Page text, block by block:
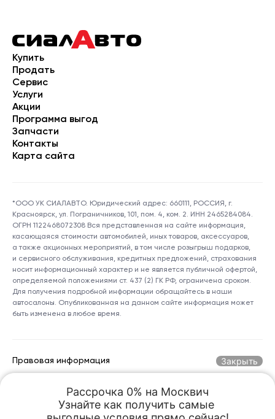
Купить
Продать
Сервис
Услуги
Акции
Программа выгод
Запчасти
Контакты
Карта сайта
*ООО УК СИАЛАВТО. Юридический адрес: 660111, РОССИЯ, г.
Красноярск, ул. Пограничников, 101, пом. 4, ком. 2. ИНН 2465284084.
ОГРН 1122468072308 Вся представленная на сайте информация,
касающаяся стоимости автомобилей, иных товаров, аксессуаров,
а также акционных мероприятий, в том числе розыгрыш подарков,
и сервисного обслуживания, кредитных предложений, страхования
носит информационный характер и не является публичной офертой,
определяемой положениями ст. 437 (2) ГК РФ, ограничена сроком.
Для получения подробной информации обращайтесь в наши
автосалоны. Опубликованная на данном сайте информация может
быть изменена в любое время.
Правовая информация
Горячая линия по номеру:+7 (800) 250-06-70
Адрес электронной почты: kreception@sialauto.ru
Закрыть
Рассрочка 0% на Москвич
Узнайте как получить самые